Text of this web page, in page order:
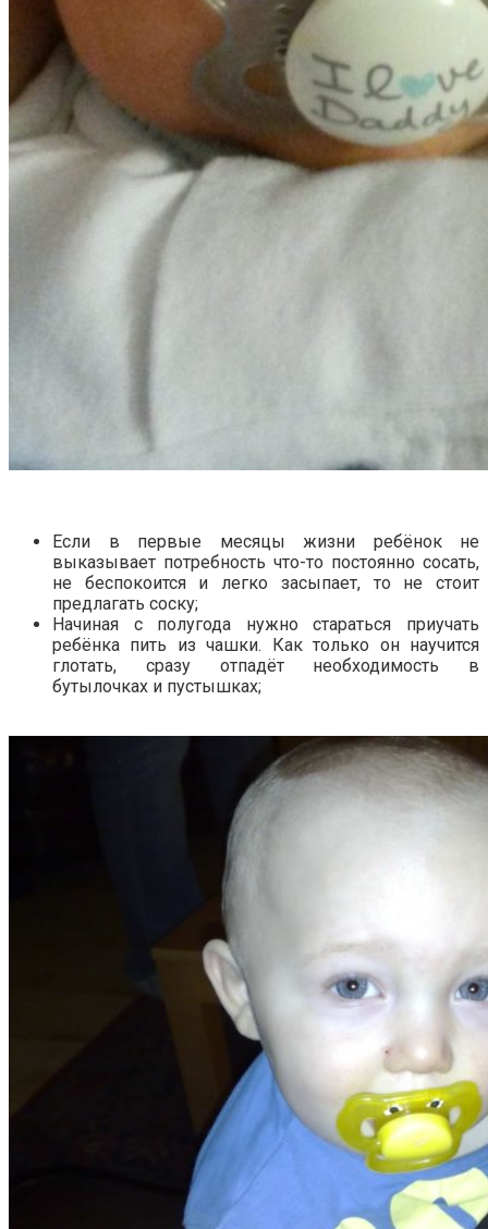
Если в первые месяцы жизни ребёнок не
выказывает потребность что-то постоянно сосать,
не беспокоится и легко засыпает, то не стоит
предлагать соску;
Начиная с полугода нужно стараться приучать
ребёнка пить из чашки. Как только он научится
глотать, сразу отпадёт необходимость в
бутылочках и пустышках;